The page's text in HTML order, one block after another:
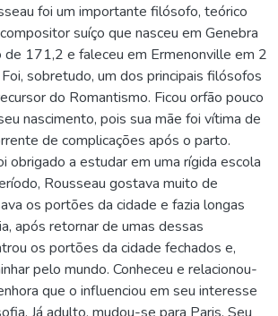
foi um importante filósofo, teórico
suíço que nasceu em Genebra
de 171,2 e faleceu em Ermenonville em 2
sobretudo, um dos principais filósofos
do Romantismo. Ficou orfão pouco
nascimento, pois sua mãe foi vítima de
de complicações após o parto.
obrigado a estudar em uma rígida escola
Rousseau gostava muito de
os portões da cidade e fazia longas
após retornar de umas dessas
os portões da cidade fechados e,
pelo mundo. Conheceu e relacionou-
que o influenciou em seu interesse